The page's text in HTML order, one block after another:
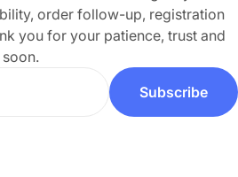
order follow-up, registration
you for your patience, trust and
Subscribe